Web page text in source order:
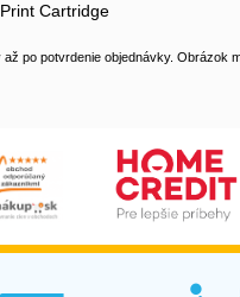
Cartridge
po potvrdenie objednávky. Obrázok